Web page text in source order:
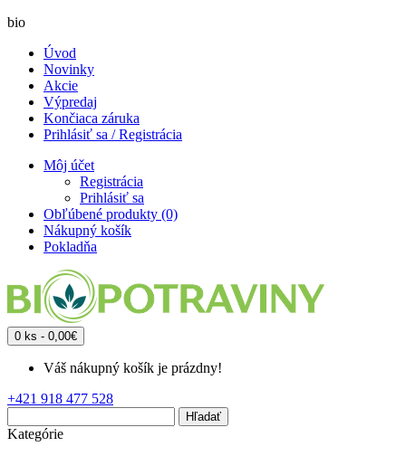
bio
Úvod
Novinky
Akcie
Výpredaj
Končiaca záruka
Prihlásiť sa / Registrácia
Môj účet
Registrácia
Prihlásiť sa
Obľúbené produkty (0)
Nákupný košík
Pokladňa
0 ks - 0,00€
Váš nákupný košík je prázdny!
+421 918 477 528
Hľadať
Kategórie